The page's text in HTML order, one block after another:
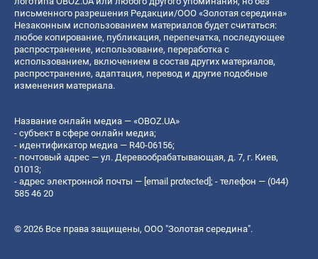
письменного разрешения Редакции/ООО «Золотая середина»
Незаконным использованием материалов будет считаться:
любое копирование, публикация, перепечатка, последующее
распространение, использование, переработка с
использованием, включением в состав других материалов,
распространение, адаптация, перевод и другие подобные
изменения материала.
Название онлайн медиа — «OBOZ.UA»
- субъект в сфере онлайн медиа;
- идентификатор медиа — R40-06156;
- почтовый адрес — ул. Деревообрабатывающая, д. 7, г. Киев,
01013;
- адрес электронной почты — [email protected]; - телефон — (044)
585 46 20
© 2026 Все права защищены, ООО "Золотая середина".